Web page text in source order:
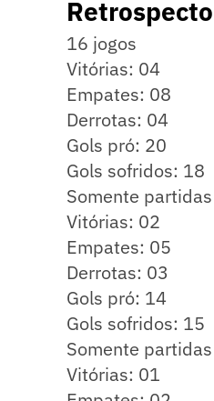
16 jogos
Vitórias: 04
Empates: 08
Derrotas: 04
Gols pró: 20
Gols sofridos: 18
Somente
Vitórias: 02
Empates: 05
Derrotas: 03
Gols pró: 14
Gols sofridos: 15
Somente
Vitórias: 01